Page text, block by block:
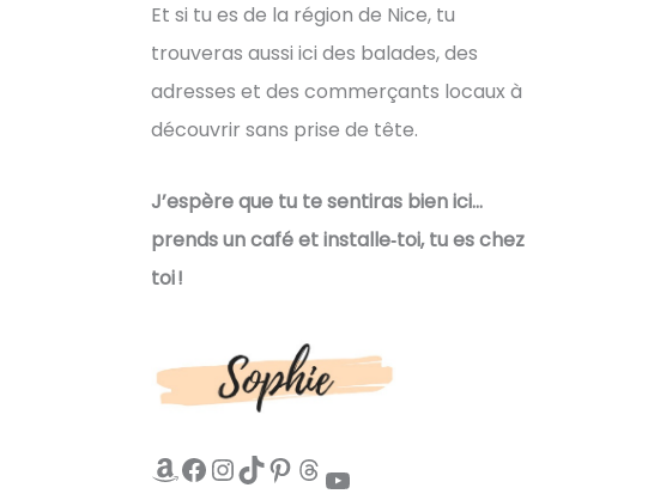
Et si tu es de la région de Nice, tu
trouveras aussi ici des balades, des
adresses et des commerçants locaux à
découvrir sans prise de tête.
J’espère que tu te sentiras bien ici…
prends un café et installe‑toi, tu es chez
toi !
Amazon Facebook InstagramTikTok Pinterest Threads YouTube